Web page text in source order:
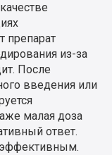
препарат
из-за
После
введения или
малая доза
ответ.
эффективным.